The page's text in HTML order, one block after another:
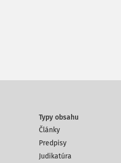
Typy obsahu
Články
Predpisy
Judikatúra